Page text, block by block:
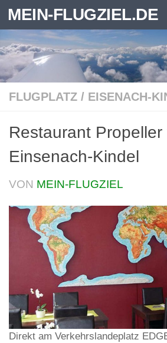
Zum Inhalt springen
MEIN-FLUGZIEL.DE
FLUGPLATZ / EISENACH-
Restaurant
Einsenach-Kindel
VON MEIN-FLUGZIEL
Direkt am Verkehrslandeplatz